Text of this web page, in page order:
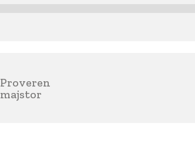
Proveren
majstor